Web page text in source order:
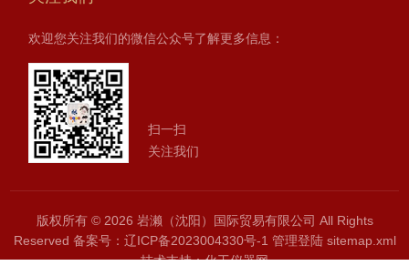
欢迎您关注我们的微信公众号了解更多信息：
扫一扫
关注我们
版权所有 © 2026 岩濑（沈阳）国际贸易有限公司 All Rights
Reserved 备案号：辽ICP备2023004330号-1 管理登陆 sitemap.xml
技术支持：化工仪器网